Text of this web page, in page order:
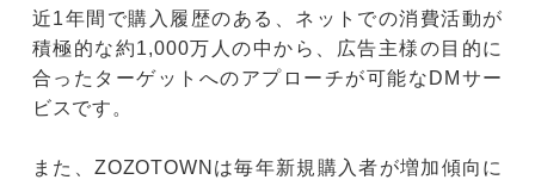
近1年間で購入履歴のある、ネットでの消費活動が
積極的な約1,000万人の中から、広告主様の目的に
合ったターゲットへのアプローチが可能なDMサー
ビスです。
また、ZOZOTOWNは毎年新規購入者が増加傾向に